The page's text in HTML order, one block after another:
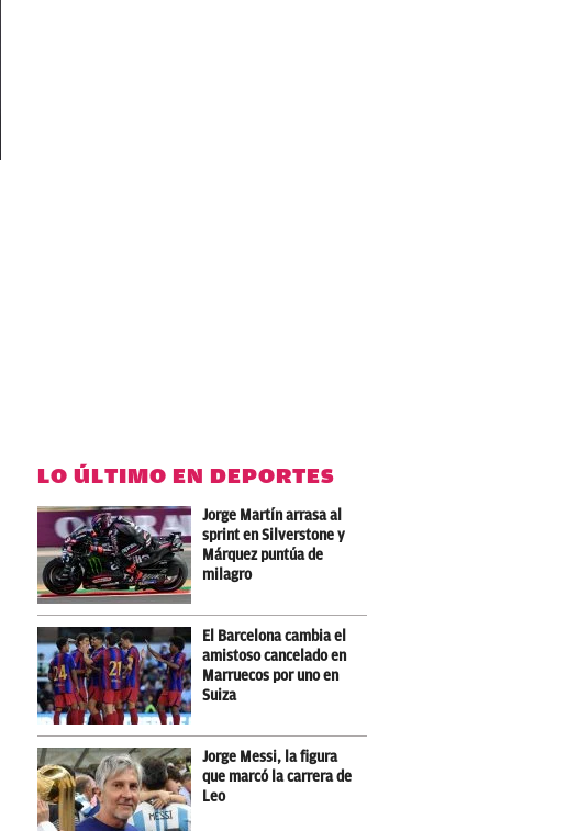
LO ÚLTIMO EN DEPORTES
Jorge Martín arrasa al
sprint en Silverstone y
Márquez puntúa de
milagro
El Barcelona cambia el
amistoso cancelado en
Marruecos por uno en
Suiza
Jorge Messi, la figura
que marcó la carrera de
Leo